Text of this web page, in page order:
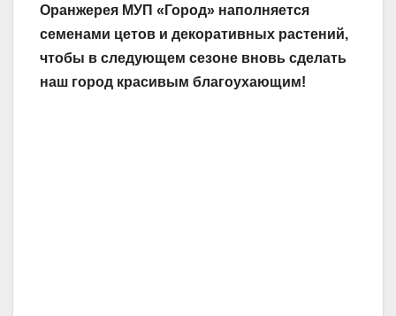
Оранжерея МУП «Город» наполняется
семенами цетов и декоративных растений,
чтобы в следующем сезоне вновь сделать
наш город красивым благоухающим!